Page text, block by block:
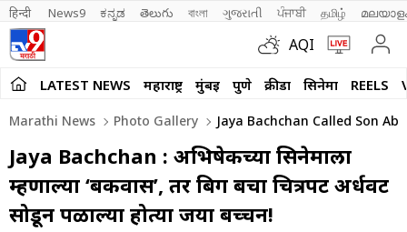
हिन्दी News9 ಕನ್ನಡ తెలుగు বাংলা ગુજરાતી ਪੰਜਾਬੀ தமிழ்
AQI
LATEST NEWS महाराष्ट्र मुंबई पुणे क्रीडा सिनेमा REELS
Marathi News Photo Gallery Jaya Bachchan Called Son
Jaya Bachchan : अभिषेकच्या सिनेमाला
म्हणाल्या ‘बकवास’, तर बिग बींचा चित्रपट अर्धवट
सोडून पळाल्या होत्या जया बच्चन!